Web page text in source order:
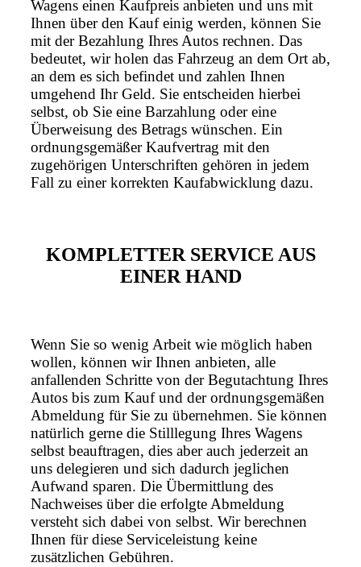
Wagens einen Kaufpreis anbieten und uns mit
Ihnen über den Kauf einig werden, können Sie
mit der Bezahlung Ihres Autos rechnen. Das
bedeutet, wir holen das Fahrzeug an dem Ort ab,
an dem es sich befindet und zahlen Ihnen
umgehend Ihr Geld. Sie entscheiden hierbei
selbst, ob Sie eine Barzahlung oder eine
Überweisung des Betrags wünschen. Ein
ordnungsgemäßer Kaufvertrag mit den
zugehörigen Unterschriften gehören in jedem
Fall zu einer korrekten Kaufabwicklung dazu.
KOMPLETTER SERVICE AUS
EINER HAND
Wenn Sie so wenig Arbeit wie möglich haben
wollen, können wir Ihnen anbieten, alle
anfallenden Schritte von der Begutachtung Ihres
Autos bis zum Kauf und der ordnungsgemäßen
Abmeldung für Sie zu übernehmen. Sie können
natürlich gerne die Stilllegung Ihres Wagens
selbst beauftragen, dies aber auch jederzeit an
uns delegieren und sich dadurch jeglichen
Aufwand sparen. Die Übermittlung des
Nachweises über die erfolgte Abmeldung
versteht sich dabei von selbst. Wir berechnen
Ihnen für diese Serviceleistung keine
zusätzlichen Gebühren.